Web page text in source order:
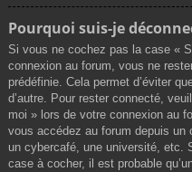
Pourquoi suis-je
Si vous ne cochez pas la case «
connexion au forum, vous ne
prédéfinie. Cela permet d’éviter
d’autre. Pour rester connecté,
moi » lors de votre connexion au
vous accédez au forum depuis un
un cybercafé, une université, etc.
case à cocher, il est probable